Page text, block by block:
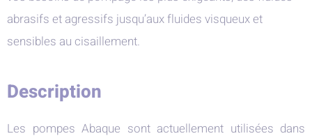
abrasifs et agressifs jusqu’aux fluides visqueux et
sensibles au cisaillement.
Description
Les pompes Abaque sont actuellement utilisées dans